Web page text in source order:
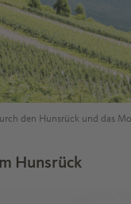
den Hunsrück und das
Hunsrück